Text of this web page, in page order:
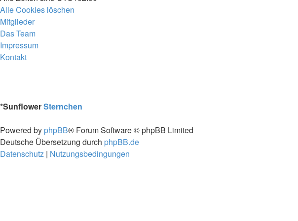
Alle Cookies löschen
Mitglieder
Das Team
Impressum
Kontakt
*SunflowerSternchen
Powered by phpBB® Forum Software © phpBB Limited
Deutsche Übersetzung durch phpBB.de
Datenschutz | Nutzungsbedingungen